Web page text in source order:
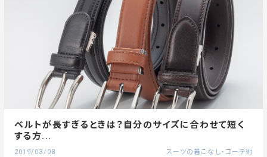
ベルトが長すぎるときは？自分のサイズに合わせて短く
する方...
2019/03/08 スーツの着こなし・コーデ術